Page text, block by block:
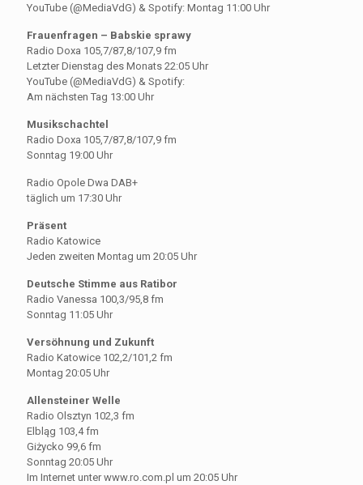
YouTube (@MediaVdG) & Spotify: Montag 11:00 Uhr
Frauenfragen – Babskie sprawy
Radio Doxa 105,7/87,8/107,9 fm
Letzter Dienstag des Monats 22:05 Uhr
YouTube (@MediaVdG) & Spotify:
Am nächsten Tag 13:00 Uhr
Musikschachtel
Radio Doxa 105,7/87,8/107,9 fm
Sonntag 19:00 Uhr
Radio Opole Dwa DAB+
täglich um 17:30 Uhr
Präsent
Radio Katowice
Jeden zweiten Montag um 20:05 Uhr
Deutsche Stimme aus Ratibor
Radio Vanessa 100,3/95,8 fm
Sonntag 11:05 Uhr
Versöhnung und Zukunft
Radio Katowice 102,2/101,2 fm
Montag 20:05 Uhr
Allensteiner Welle
Radio Olsztyn 102,3 fm
Elbląg 103,4 fm
Giżycko 99,6 fm
Sonntag 20:05 Uhr
Im Internet unter www.ro.com.pl um 20:05 Uhr